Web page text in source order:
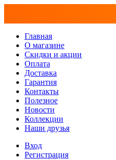
Главная
О магазине
Скидки и акции
Оплата
Доставка
Гарантия
Контакты
Полезное
Новости
Коллекции
Наши друзья
Вход
Регистрация